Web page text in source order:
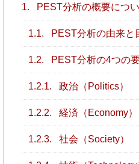
1. PEST分析の概要につ
1.1. PEST分析の由来と
1.2. PEST分析の4つの
1.2.1. 政治（Politics）
1.2.2. 経済（Economy）
1.2.3. 社会（Society）